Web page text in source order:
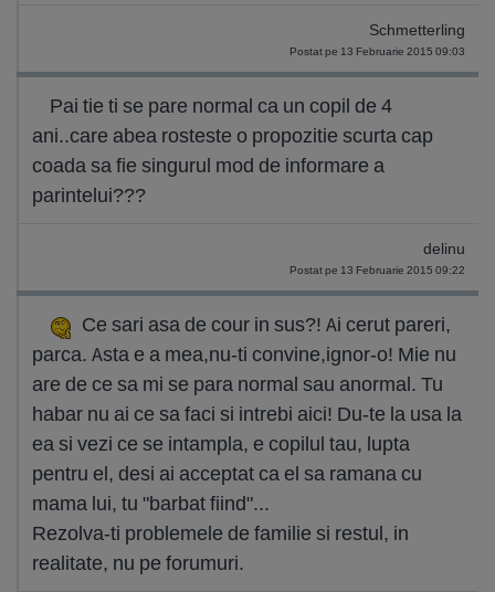
Schmetterling
Postat pe 13 Februarie 2015 09:03
Pai tie ti se pare normal ca un copil de 4
ani..care abea rosteste o propozitie scurta cap
coada sa fie singurul mod de informare a
parintelui???
delinu
Postat pe 13 Februarie 2015 09:22
Ce sari asa de cour in sus?! Ai cerut pareri,
parca. Asta e a mea,nu-ti convine,ignor-o! Mie nu
are de ce sa mi se para normal sau anormal. Tu
habar nu ai ce sa faci si intrebi aici! Du-te la usa la
ea si vezi ce se intampla, e copilul tau, lupta
pentru el, desi ai acceptat ca el sa ramana cu
mama lui, tu "barbat fiind"...
Rezolva-ti problemele de familie si restul, in
realitate, nu pe forumuri.